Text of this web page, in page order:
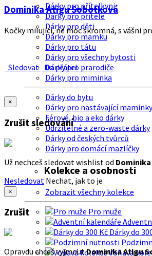
Dárky pro přítelkyni
Dárky pro přítele
Dárky pro děti
Dárky pro mamku
Dárky pro tátu
Dárky pro všechny bytosti
Dárky pro prarodiče
Dárky pro miminka
Dárky do bytu
Dárky pro nastávající maminky
Férové, bio a eko dárky
Udržitelné a zero-waste dárky
Dárky od českých tvůrců
Dárky pro domácí mazlíčky
Kolekce a osobnosti
Zobrazit všechny kolekce
Pro muže
Dárky do
Voňavá
Dominika Atigu Sobotková
Kočky milující, ne moc skromná, s vášni
Sledovat Do přátel
×
Zrušit sledování
Už nechceš sledovat wishlist od
Nesledovat Nechat, jak to je
×
Zrušit
Opravdu chceš vyjmoutDominika Atigu